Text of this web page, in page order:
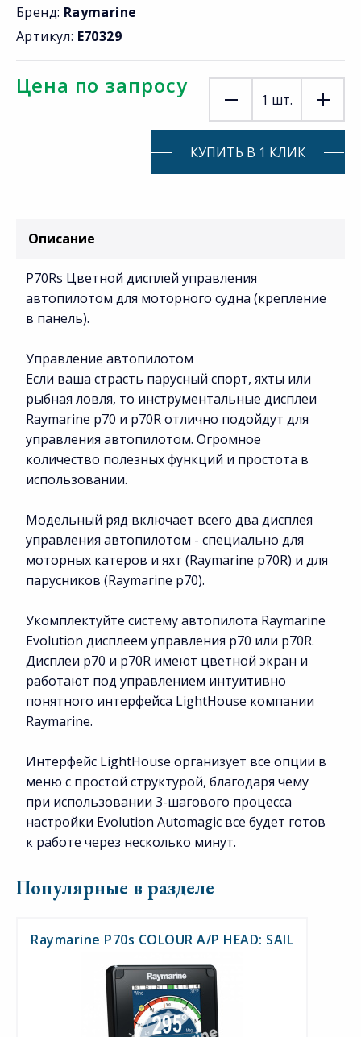
Бренд: Raymarine
Артикул: E70329
Цена по запросу
1 шт.
КУПИТЬ В 1 КЛИК
Описание
P70Rs Цветной дисплей управления
автопилотом для моторного судна (крепление
в панель).
Управление автопилотом
Если ваша страсть парусный спорт, яхты или
рыбная ловля, то инструментальные дисплеи
Raymarine p70 и p70R отлично подойдут для
управления автопилотом. Огромное
количество полезных функций и простота в
использовании.
Модельный ряд включает всего два дисплея
управления автопилотом - специально для
моторных катеров и яхт (Raymarine p70R) и для
парусников (Raymarine p70).
Укомплектуйте систему автопилота Raymarine
Evolution дисплеем управления p70 или p70R.
Дисплеи p70 и p70R имеют цветной экран и
работают под управлением интуитивно
понятного интерфейса LightHouse компании
Raymarine.
Интерфейс LightHouse организует все опции в
меню с простой структурой, благодаря чему
при использовании 3-шагового процесса
настройки Evolution Automagic все будет готов
к работе через несколько минут.
Популярные в разделе
Raymarine P70s COLOUR A/P HEAD: SAIL